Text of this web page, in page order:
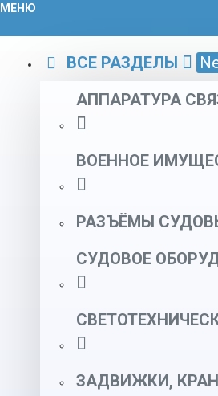
МЕНЮ
ВСЕ РАЗДЕЛЫ
АППАРАТУРА
ВОЕННОЕ
РАЗЪЁМЫ
СУДОВОЕ
ЗАДВИЖКИ,